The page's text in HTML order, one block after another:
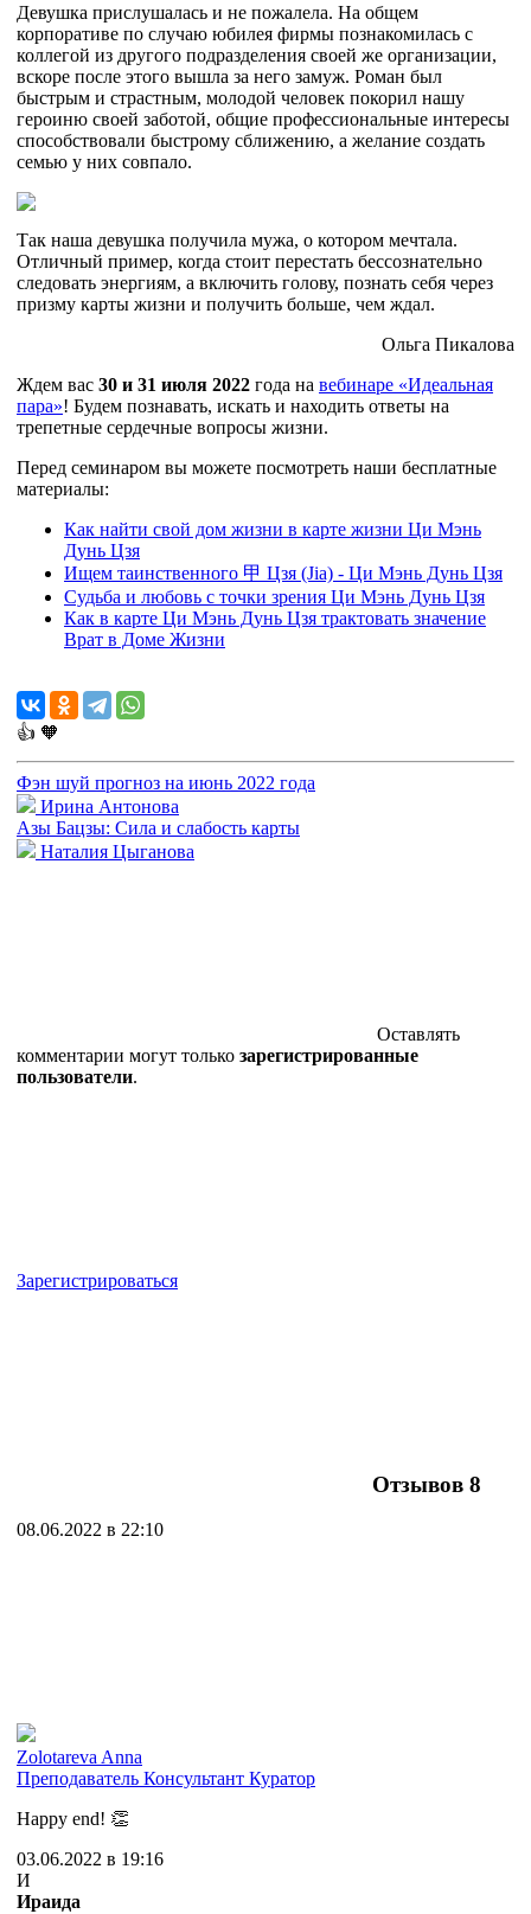
Девушка прислушалась и не пожалела. На общем
корпоративе по случаю юбилея фирмы познакомилась с
коллегой из другого подразделения своей же организации,
вскоре после этого вышла за него замуж. Роман был
быстрым и страстным, молодой человек покорил нашу
героиню своей заботой, общие профессиональные интересы
способствовали быстрому сближению, а желание создать
семью у них совпало.
Так наша девушка получила мужа, о котором мечтала.
Отличный пример, когда стоит перестать бессознательно
следовать энергиям, а включить голову, познать себя через
призму карты жизни и получить больше, чем ждал.
Ольга Пикалова
Ждем вас 30 и 31 июля 2022 года на вебинаре «Идеальная
пара»! Будем познавать, искать и находить ответы на
трепетные сердечные вопросы жизни.
Перед семинаром вы можете посмотреть наши бесплатные
материалы:
Как найти свой дом жизни в карте жизни Ци Мэнь
Дунь Цзя
Ищем таинственного 甲 Цзя (Jia) - Ци Мэнь Дунь Цзя
Судьба и любовь с точки зрения Ци Мэнь Дунь Цзя
Как в карте Ци Мэнь Дунь Цзя трактовать значение
Врат в Доме Жизни
👍 🧡
Фэн шуй прогноз на июнь 2022 года
Ирина Антонова
Азы Бацзы: Сила и слабость карты
Наталия Цыганова
Оставлять
комментарии могут только зарегистрированные
пользователи.
Зарегистрироваться
Отзывов 8
08.06.2022 в 22:10
Zolotareva Anna
Преподаватель Консультант Куратор
Happy end! 👏
03.06.2022 в 19:16
И
Ираида